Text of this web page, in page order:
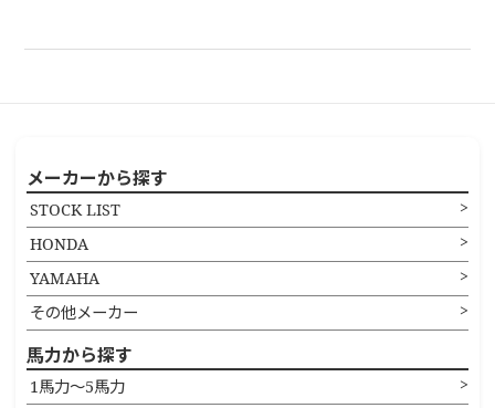
メーカーから探す
STOCK LIST
HONDA
YAMAHA
その他メーカー
馬力から探す
1馬力〜5馬力